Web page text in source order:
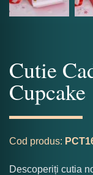
Cutie
Cupcake
Cod produs:
Descoperiți cutia